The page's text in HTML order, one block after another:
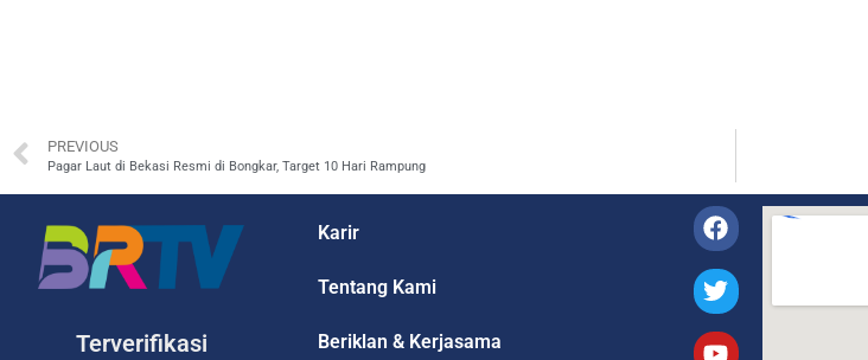
PREVIOUS
Pagar Laut di Bekasi Resmi di Bongkar, Target 10 Hari Rampung
Terverifikasi
Karir
Tentang Kami
Beriklan & Kerjasama